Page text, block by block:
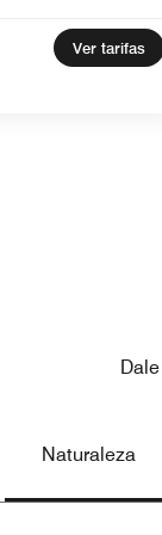
Ver tarifas
Naturaleza